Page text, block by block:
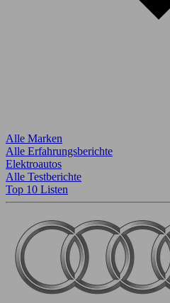
Alle Marken
Alle Erfahrungsberichte
Elektroautos
Alle Testberichte
Top 10 Listen